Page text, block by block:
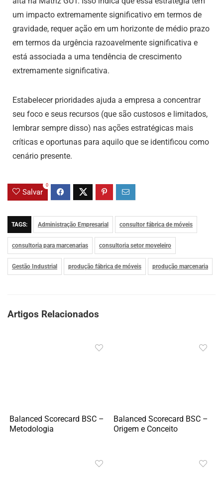
um impacto extremamente significativo em termos de
gravidade, requer ação em um horizonte de médio prazo
em termos da urgência razoavelmente significativa e
está associada a uma tendência de crescimento
extremamente significativa.
Estabelecer prioridades ajuda a empresa a concentrar
seu foco e seus recursos (que são custosos e limitados,
lembrar sempre disso) nas ações estratégicas mais
críticas e oportunas para aquilo que se identificou como
cenário presente.
Salvar
0
TAGS: Administração Empresarial consultor fábrica de móveis
consultoria para marcenarias consultoria setor moveleiro
Gestão Industrial produção fábrica de móveis produção marcenaria
Artigos Relacionados
Balanced Scorecard BSC –
Metodologia
Balanced Scorecard BSC –
Origem e Conceito